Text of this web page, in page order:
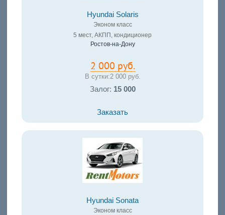
Hyundai Solaris
Эконом класс
5 мест, АКПП, кондиционер
Ростов-на-Дону
2 000 руб.
В сутки:2 000 руб.
Залог: 15 000
Заказать
Hyundai Sonata
Эконом класс